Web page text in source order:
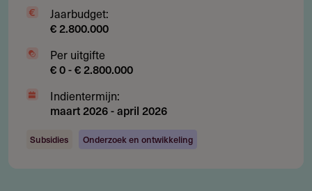
Je kunt maximaal € 30.000 per project aanvragen. Het
totale budget voor deze ronde bedraagt € 390.000 voor
Maximaal € 30.000 per fellowship
Naar verwachting worden maximaal 12 voorstellen
gehonoreerd
Jaarbudget:
€ 2.800.000
Per uitgifte
€ 0 - € 2.800.000
Indientermijn:
maart 2026-april 2026
Subsidies Onderzoek en ontwikkeling